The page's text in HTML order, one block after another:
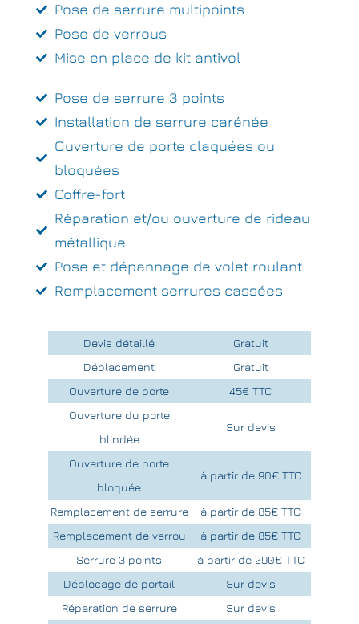
Pose de serrure multipoints
Pose de verrous
Mise en place de kit antivol
Pose de serrure 3 points
Installation de serrure carénée
Ouverture de porte claquées ou
bloquées
Coffre-fort
Réparation et/ou ouverture de rideau
métallique
Pose et dépannage de volet roulant
Remplacement serrures cassées
Devis détaillé
Gratuit
Déplacement
Gratuit
Ouverture de porte
45€ TTC
Ouverture du porte
blindée
Sur devis
Ouverture de porte
bloquée
à partir de 90€ TTC
Remplacement de serrure
à partir de 85€ TTC
Remplacement de verrou
à partir de 85€ TTC
Serrure 3 points
à partir de 290€ TTC
Déblocage de portail
Sur devis
Réparation de serrure
Sur devis